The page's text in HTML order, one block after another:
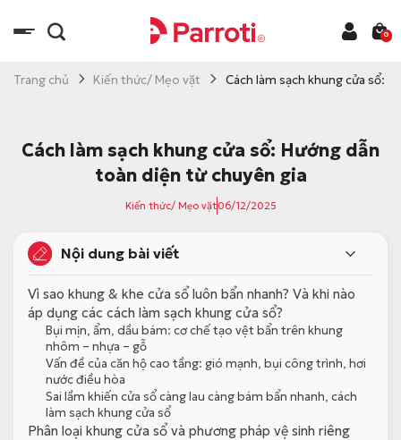
0
Trang chủ Kiến thức/ Mẹo vặt Cách làm sạch khung cửa sổ:
Cách làm sạch khung cửa sổ: Hướng dẫn
toàn diện từ chuyên gia
Kiến thức/ Mẹo vặt06/12/2025
Nội dung bài viết
Vì sao khung & khe cửa sổ luôn bẩn nhanh? Và khi nào
áp dụng các cách làm sạch khung cửa sổ?
Bụi mịn, ẩm, dầu bám: cơ chế tạo vệt bẩn trên khung
nhôm – nhựa – gỗ
Vấn đề của căn hộ cao tầng: gió mạnh, bụi công trình, hơi
nước điều hòa
Sai lầm khiến cửa sổ càng lau càng bám bẩn nhanh, cách
làm sạch khung cửa sổ
Phân loại khung cửa sổ và phương pháp vệ sinh riêng